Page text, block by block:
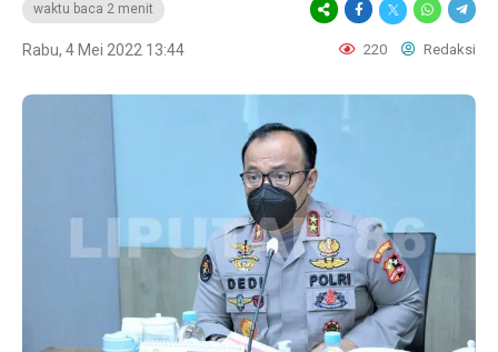
waktu baca 2 menit
Rabu, 4 Mei 2022 13:44 220 Redaksi